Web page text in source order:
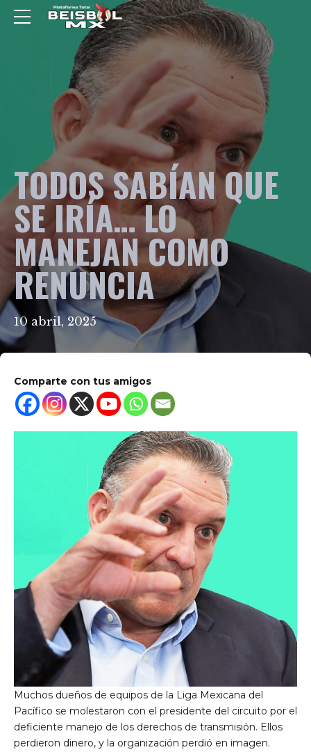
TODOS SABÍAN QUE
SE IRÍA… LO
MANEJAN COMO
RENUNCIA
10 abril, 2025
Comparte con tus amigos
Muchos dueños de equipos de la Liga Mexicana del
Pacífico se molestaron con el presidente del circuito por el
deficiente manejo de los derechos de transmisión. Ellos
perdieron dinero, y la organización perdió en imagen.